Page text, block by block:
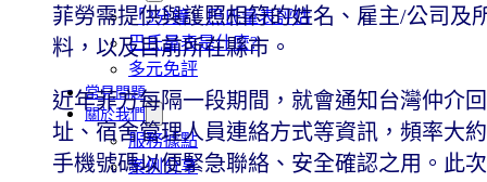
「3分鐘」巴氏量表評估
巴氏量表是什麼?
多元免評
常見問題
關於我們
服務據點
案例分享
菲勞需提供與護照相符的姓名、雇主/公司及
料，以及目前所在縣市。
近年菲方每隔一段期間，就會通知台灣仲介
址、宿舍管理人員連絡方式等資訊，頻率大
手機號碼以便緊急聯絡、安全確認之用。此